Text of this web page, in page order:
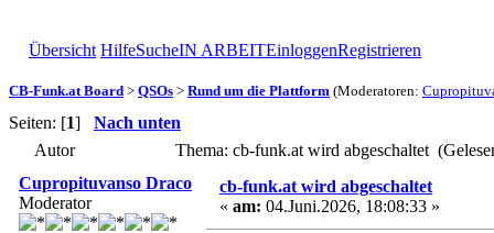
Übersicht HilfeSucheIN ARBEITEinloggenRegistrieren
CB-Funk.at Board > QSOs > Rund um die Plattform (Moderatoren:
Seiten: [1] Nach unten
Autor
Thema: cb-funk.at wird abgeschaltet
Cupropituvanso Draco
Moderator
cb-funk.at wird abgeschaltet
« am: 04.Juni.2026, 18:08:33 »